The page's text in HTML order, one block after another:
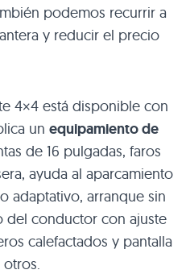
podemos recurrir a
y reducir el precio
4×4 está disponible con
un equipamiento de
de 16 pulgadas, faros
ayuda al aparcamiento
adaptativo, arranque sin
del conductor con ajuste
calefactados y pantalla